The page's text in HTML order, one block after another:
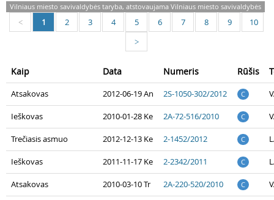
Vilniaus miesto savivaldybės taryba, atstovaujama Vilniaus miesto savivaldybės
< 1 2 3 4 5 6 7 8 9 10
>
Kaip Data Numeris Rūšis
Atsakovas 2012-06-19 An 2S-1050-302/2012 C
Ieškovas 2010-01-28 Ke 2A-72-516/2010 C
Trečiasis asmuo 2012-12-13 Ke 2-1452/2012 C
Ieškovas 2011-11-17 Ke 2-2342/2011 C
Atsakovas 2010-03-10 Tr 2A-220-520/2010 C